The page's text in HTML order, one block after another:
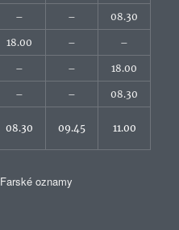
– – 08.30
18.00 – –
– – 18.00
– – 08.30
08.30 09.45 11.00
Kategórie
Farské oznamy